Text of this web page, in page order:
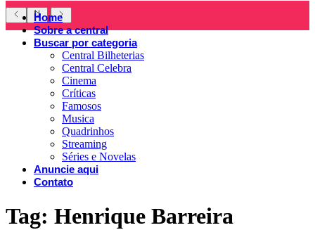
Home
Sobre a central
Buscar por categoria
Central Bilheterias
Central Celebra
Cinema
Críticas
Famosos
Musica
Quadrinhos
Streaming
Séries e Novelas
Anuncie aqui
Contato
Tag: Henrique Barreira